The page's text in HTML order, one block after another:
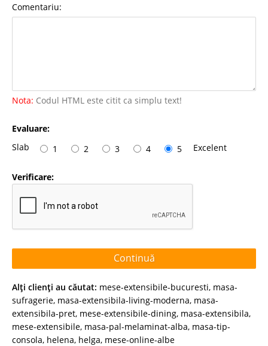
Comentariu:
Nota: Codul HTML este citit ca simplu text!
Evaluare:
Slab
1 2 3 4 5 Excelent
Verificare:
Continuă
Alţi clienţi au căutat: mese-extensibile-bucuresti, masa-
sufragerie, masa-extensibila-living-moderna, masa-
extensibila-pret, mese-extensibile-dining, masa-extensibila,
mese-extensibile, masa-pal-melaminat-alba, masa-tip-
consola, helena, helga, mese-online-albe